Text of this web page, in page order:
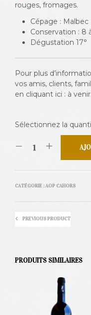
rouges, fromages.
Cépage : Malbec
Conservation : 8
Dégustation 17°
Pour plus
vos amis, clients,
en cliquant ici : à venir.
Sélectionnez la
CATÉGORIE :AOP CAHORS
PREVIOUS PRODUCT
PRODUITS SIMILAIRES